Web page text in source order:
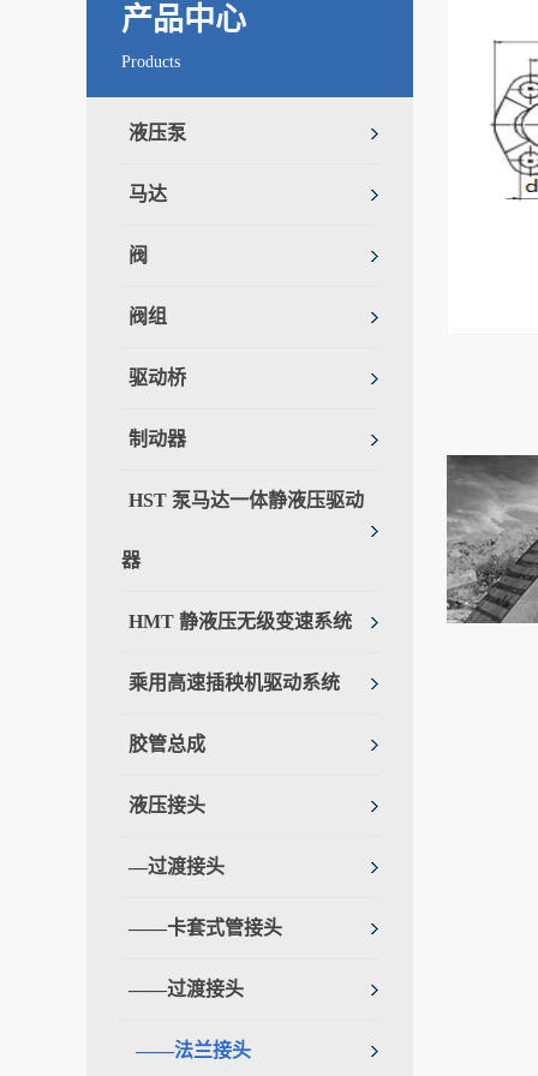
产品中心
Products
液压泵
马达
阀
阀组
驱动桥
制动器
HST 泵马达一体静液压驱动
器
HMT 静液压无级变速系统
乘用高速插秧机驱动系统
胶管总成
液压接头
—过渡接头
——卡套式管接头
——过渡接头
——法兰接头